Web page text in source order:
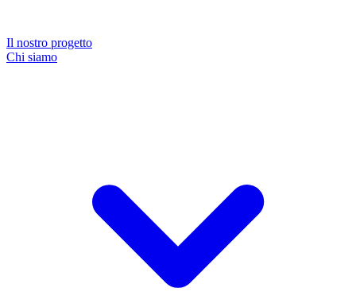
Il nostro progetto
Chi siamo